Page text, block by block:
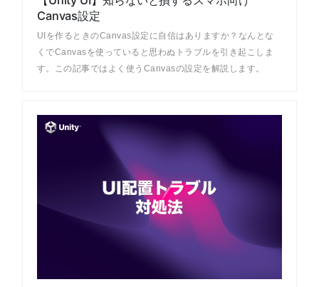
Canvas設定
UIを作るときのCanvas設定に自信はありますか？なんとな
くでCanvasを使っていると思わぬトラブルを引き起こしま
す。この記事ではよく使うCanvasの設定を解説します。